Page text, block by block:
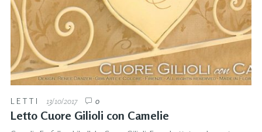
LETTI 13/10/2017 0
Letto Cuore Gilioli con Camelie